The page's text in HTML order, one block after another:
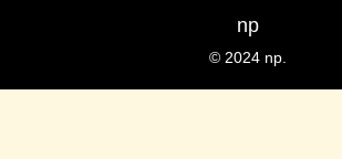
np
© 2024 np.